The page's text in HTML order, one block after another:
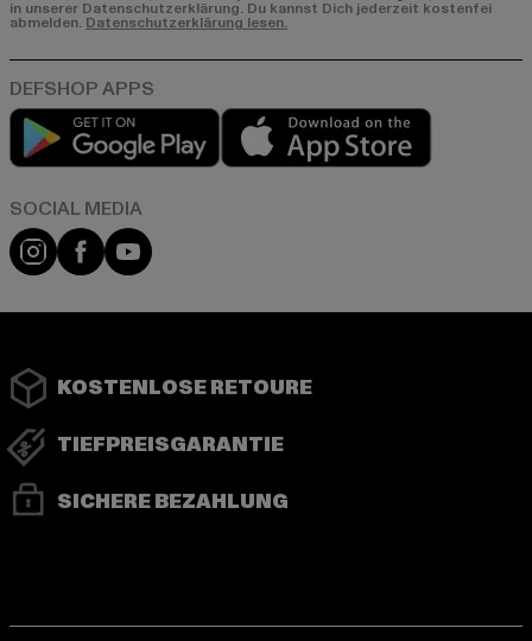
in unserer Datenschutzerklärung. Du kannst Dich jederzeit kostenfei
abmelden. Datenschutzerklärung lesen.
Play market
Instagram
FacebookYouTube
KOSTENLOSE RETOURE
TIEFPREISGARANTIE
SICHERE BEZAHLUNG